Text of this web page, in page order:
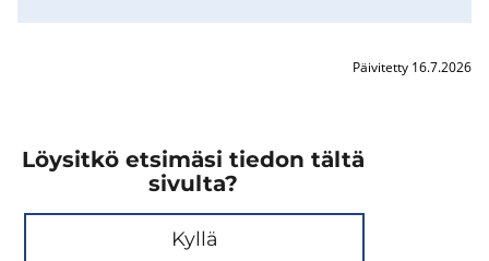
Päivitetty 16.7.2026
Löysitkö etsimäsi tiedon tältä
sivulta?
Kyllä